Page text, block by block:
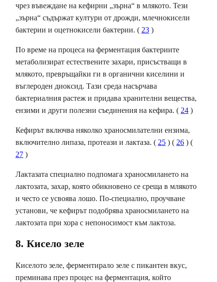
чрез въвеждане на кефирни „зърна“ в млякото. Тези
„зърна“ съдържат култури от дрожди, млечнокисели
бактерии и оцетнокисели бактерии. ( 23 )
По време на процеса на ферментация бактериите
метаболизират естествените захари, присъстващи в
млякото, превръщайки ги в органични киселини и
въглероден диоксид. Тази среда насърчава
бактериалния растеж и придава хранителни вещества,
ензими и други полезни съединения на кефира. ( 24 )
Кефирът включва няколко храносмилателни ензима,
включително липаза, протеази и лактаза. ( 25 ) ( 26 ) (
27 )
Лактазата специално подпомага храносмилането на
лактозата, захар, която обикновено се среща в млякото
и често се усвоява лошо. По-специално, проучване
установи, че кефирът подобрява храносмилането на
лактозата при хора с непоносимост към лактоза.
8. Кисело зеле
Киселото зеле, ферментирало зеле с пикантен вкус,
преминава през процес на ферментация, който